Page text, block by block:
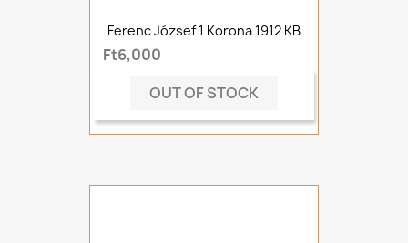
Ferenc József 1 Korona 1912 KB
Ft6,000
OUT OF STOCK